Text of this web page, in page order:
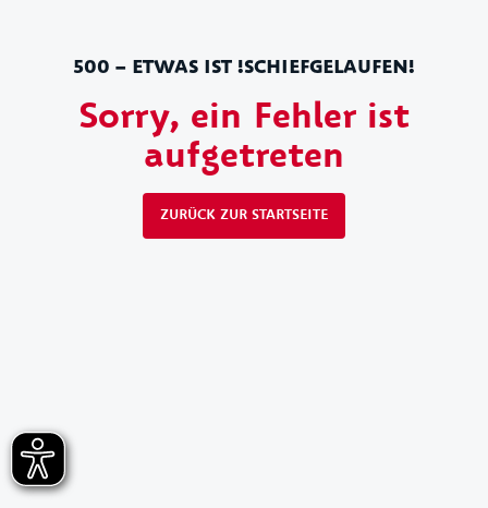
500 – ETWAS IST !SCHIEFGELAUFEN!
Sorry, ein Fehler ist
aufgetreten
ZURÜCK ZUR STARTSEITE